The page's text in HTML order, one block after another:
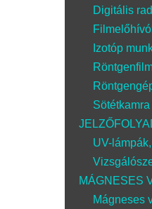
Digitális
Izotóp
UV-
MÁGNESES
Mágneses